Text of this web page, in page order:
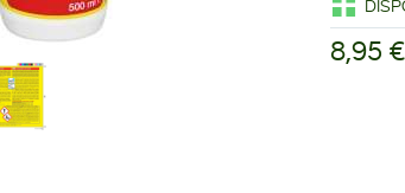
8,95